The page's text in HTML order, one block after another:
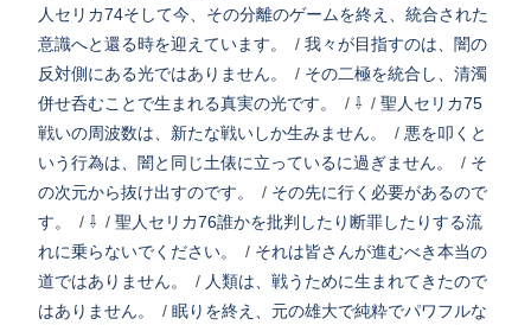
人セリカ74そして今、その分離のゲームを終え、統合された
意識へと還る時を迎えています。
/ 我々が目指すのは、闇の
反対側にある光ではありません。
/ その二極を統合し、清濁
併せ呑むことで生まれる真実の光です。
/ ⇩ / 聖人セリカ75
戦いの周波数は、新たな戦いしか生みません。
/ 悪を叩くと
いう行為は、闇と同じ土俵に立っているに過ぎません。
/ そ
の次元から抜け出すのです。
/ その先に行く必要があるので
す。
/ ⇩ / 聖人セリカ76誰かを批判したり断罪したりする流
れに乗らないでください。
/ それは皆さんが進むべき本当の
道ではありません。
/ 人類は、戦うために生まれてきたので
はありません。
/ 眠りを終え、元の雄大で純粋でパワフルな